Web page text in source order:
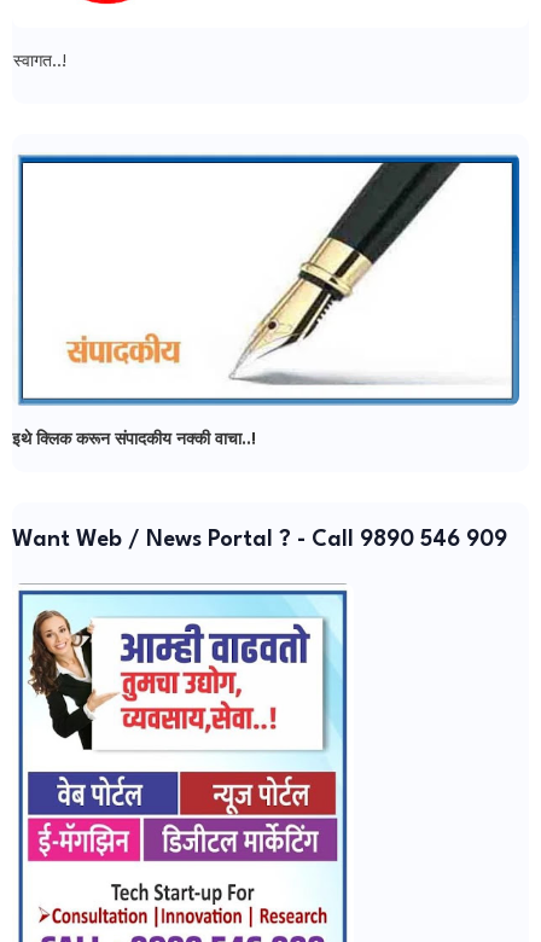
इथे क्लिक करून संपादकीय नक्की वाचा..!
Want Web / News Portal ? - Call 9890 546 909